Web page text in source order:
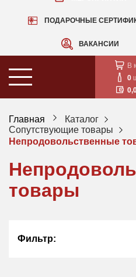
ПОДАРОЧНЫЕ
ВАКАНСИИ
В
0
Главная
Каталог
Сопутствующие товары
Непродовольственные
товары
Фильтр: